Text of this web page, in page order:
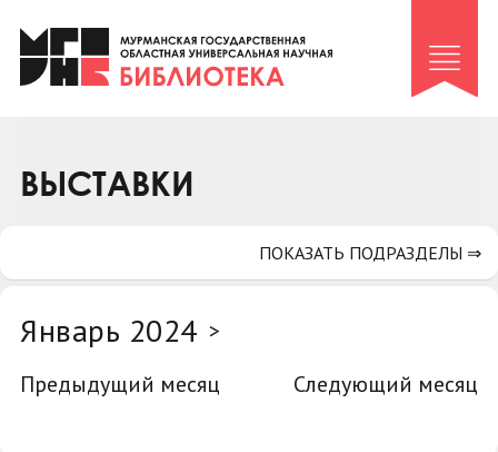
Клуб «Гиря и сельдерей»
Клуб «Семейный архив»
Коллегам
ВЫСТАВКИ
Январь 2024 >
Предыдущий месяц
Следующий месяц
ПОКАЗАТЬ ПОДРАЗДЕЛЫ ⇒